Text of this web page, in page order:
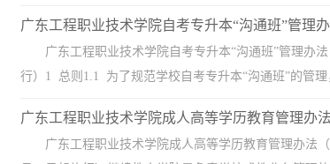
广东工程职业技术学院自考专升本“沟通班”管理
广东工程职业技术学院自考专升本“沟通班”管理办
行）1 总则1.1 为了规范学校自考专升本“沟通班”的管
广东工程职业技术学院成人高等学历教育管理办法
广东工程职业技术学院成人高等学历教育管理办法